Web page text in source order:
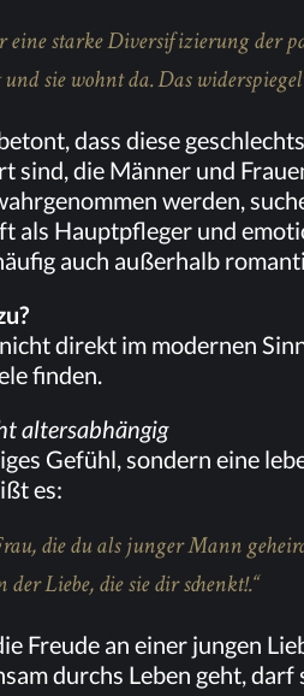
eine star­ke Di­ver­si­fi­zie­rung der
sie wohnt da. Das
dass die­se
sind, die Män­ner und
wer­den,
als Haupt­pfle­ger und
auch au­ßer­halb
di­rekt im mo­der­nen
finden.
altersabhängig
Ge­fühl, son­dern eine
es:
die du als jun­ger Mann
Lie­be, die sie dir schenkt!.“
Freu­de an ei­ner jun­gen
durchs Le­ben geht,